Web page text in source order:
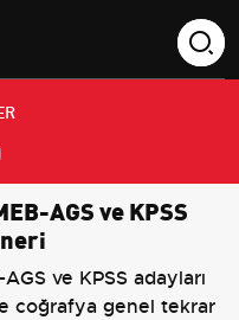
AGS ve KPSS
ve KPSS adayları
coğrafya genel tekrar